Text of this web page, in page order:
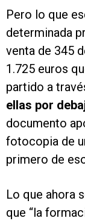
Pero lo que
determinada
venta de 345
1.725 euros
partido a
ellas por
documento
fotocopia de
primero de
Lo que ahora
que “la